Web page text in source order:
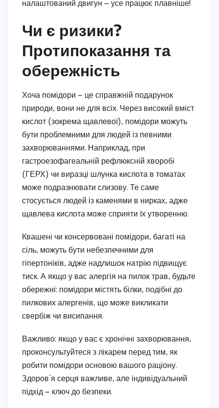
налаштований двигун — усе працює плавніше!
Чи є ризики?
Протипоказання та
обережність
Хоча помідори — це справжній подарунок
природи, вони не для всіх. Через високий вміст
кислот (зокрема щавлевої), помідори можуть
бути проблемними для людей із певними
захворюваннями. Наприклад, при
гастроезофагеальній рефлюксній хворобі
(ГЕРХ) чи виразці шлунка кислота в томатах
може подразнювати слизову. Те саме
стосується людей із каменями в нирках, адже
щавлева кислота може сприяти їх утворенню.
Квашені чи консервовані помідори, багаті на
сіль, можуть бути небезпечними для
гіпертоніків, адже надлишок натрію підвищує
тиск. А якщо у вас алергія на пилок трав, будьте
обережні: помідори містять білки, подібні до
пилкових алергенів, що може викликати
свербіж чи висипання.
Важливо: якщо у вас є хронічні захворювання,
проконсультуйтеся з лікарем перед тим, як
робити помідори основою вашого раціону.
Здоров’я серця важливе, але індивідуальний
підхід — ключ до безпеки.